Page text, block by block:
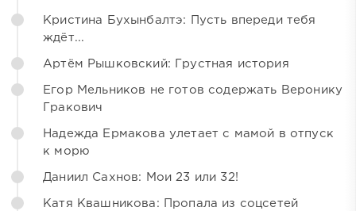
Кристина Бухынбалтэ: Пусть впереди тебя
ждёт...
Артём Рышковский: Грустная история
Егор Мельников не готов содержать Веронику
Гракович
Надежда Ермакова улетает с мамой в отпуск
к морю
Даниил Сахнов: Мои 23 или 32!
Катя Квашникова: Пропала из соцсетей